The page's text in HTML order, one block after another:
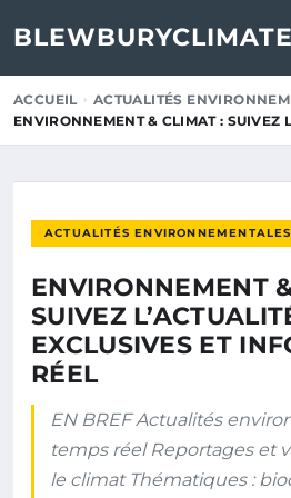
ACCUEIL
ACTUALITÉS
ENVIRONNEMENT & CLIMAT : SUIVEZ
ACTUALITÉS ENVIRONNEMENTALES
ENVIRONNEMENT
SUIVEZ
EXCLUSIVES ET
RÉEL
EN BREF Actualités
temps réel Reportages et
le climat Thématiques :